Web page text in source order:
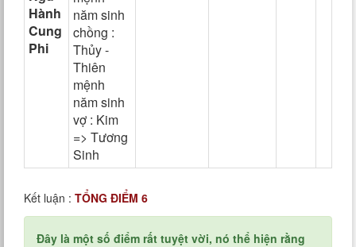
Hành
Cung
Phi
năm sinh
chồng :
Thủy -
Thiên
mệnh
năm sinh
vợ : Kim
=> Tương
Sinh
Kết luận : TỔNG ĐIỂM 6
Đây là một số điểm rất tuyệt vời, nó thể hiện rằng